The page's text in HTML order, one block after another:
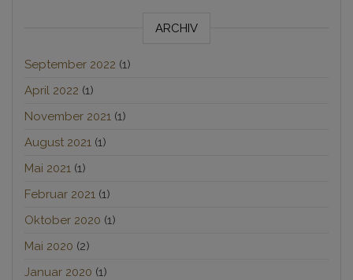
ARCHIV
September 2022 (1)
April 2022 (1)
November 2021 (1)
August 2021 (1)
Mai 2021 (1)
Februar 2021 (1)
Oktober 2020 (1)
Mai 2020 (2)
Januar 2020 (1)